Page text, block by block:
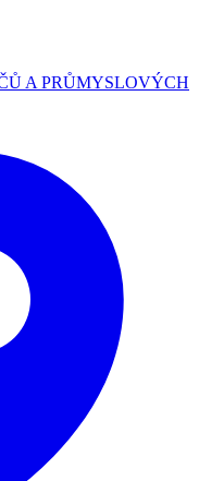
A PRŮMYSLOVÝCH